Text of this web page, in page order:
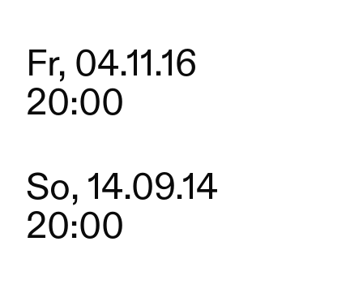
Fr, 04.11.16
20:00
So, 14.09.14
20:00